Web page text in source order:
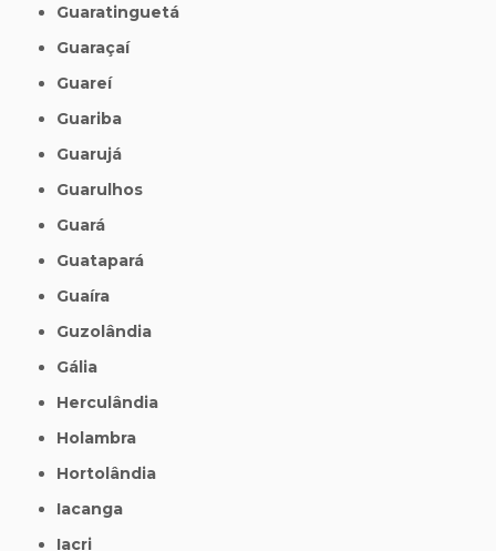
Guaratinguetá
Guaraçaí
Guareí
Guariba
Guarujá
Guarulhos
Guará
Guatapará
Guaíra
Guzolândia
Gália
Herculândia
Holambra
Hortolândia
Iacanga
Iacri